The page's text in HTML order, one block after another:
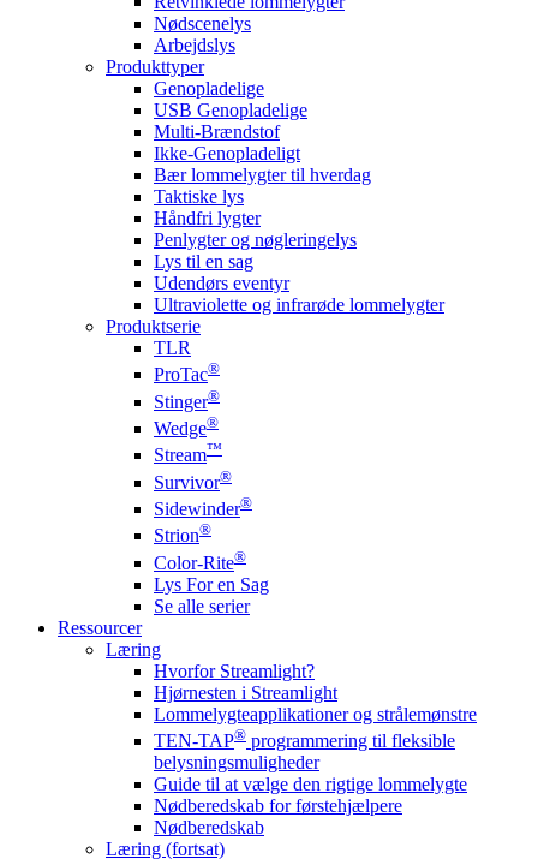
Nødscenelys
Arbejdslys
Produkttyper
Genopladelige
USB Genopladelige
Multi-Brændstof
Ikke-Genopladeligt
Bær lommelygter til hverdag
Taktiske lys
Håndfri lygter
Penlygter og nøgleringelys
Lys til en sag
Udendørs eventyr
Ultraviolette og infrarøde lommelygter
Produktserie
TLR
ProTac®
Stinger®
Wedge®
Stream™
Survivor®
Sidewinder®
Strion®
Color-Rite®
Lys For en Sag
Se alle serier
Ressourcer
Læring
Hvorfor Streamlight?
Hjørnesten i Streamlight
Lommelygteapplikationer og strålemønstre
TEN-TAP® programmering til fleksible
belysningsmuligheder
Guide til at vælge den rigtige lommelygte
Nødberedskab for førstehjælpere
Nødberedskab
Læring (fortsat)